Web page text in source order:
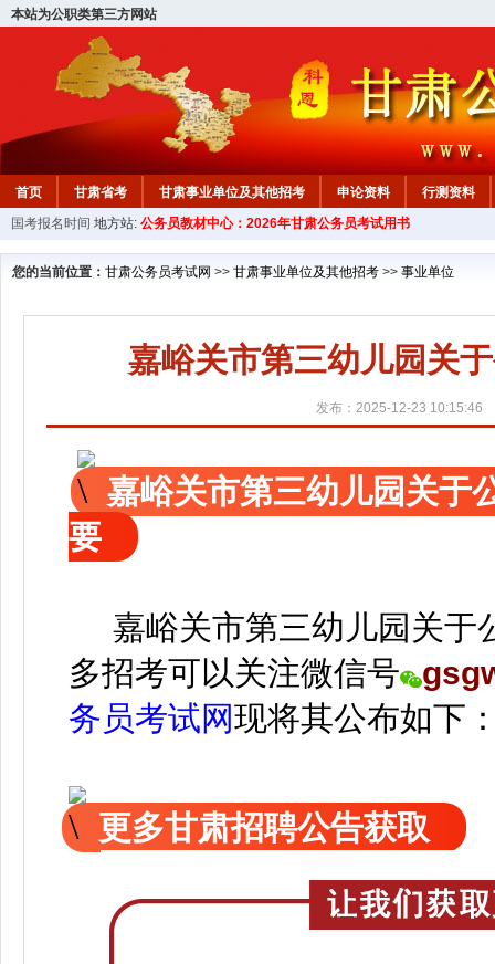
本站为公职类第三方网站
首页 甘肃省考 甘肃事业单位及其他招考 申论资料
行测资料
国考报名时间 地方站: 公务员教材中心：2026年甘肃公务员考试用书
您的当前位置： 甘肃公务员考试网 >> 甘肃事业单位及其他招考 >> 事业单位
嘉峪关市第三幼儿园关
发布：2025-12-23 10:15:46
嘉峪关市第三幼儿园关于
要
嘉峪关市第三幼儿园关于
多招考可以关注微信号
务员考试网现将其公布如下
更多甘肃招聘公告获取